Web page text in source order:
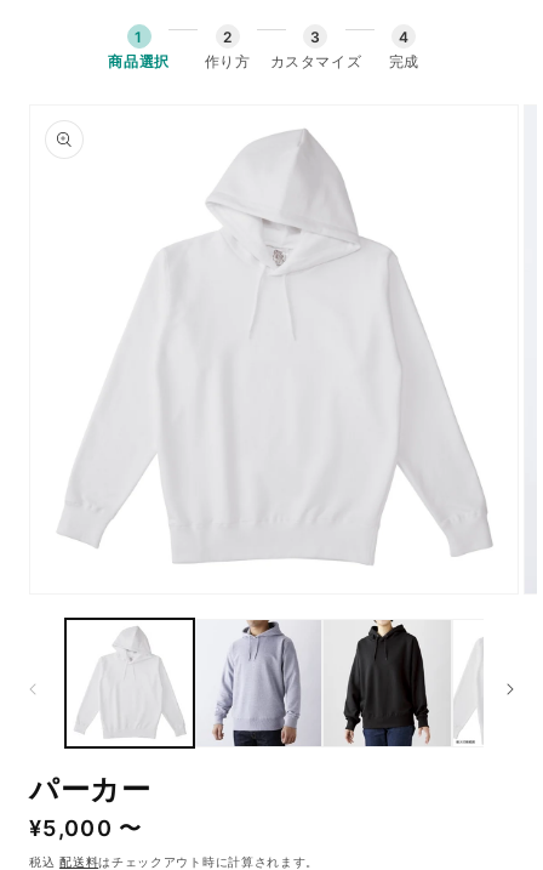
コンテンツに進む
1
商品選択
2
作り方
3
カスタマイズ
4
完成
商品情報にスキップ
で
ア
(1)
を
開
く
パーカー
通
常
¥5,000 〜
税込配送料はチェックアウト時に計算されます。